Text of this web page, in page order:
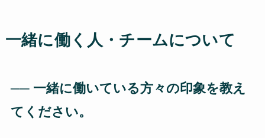
一緒に働く人・チームについて
── 一緒に働いている方々の印象を教え
てください。